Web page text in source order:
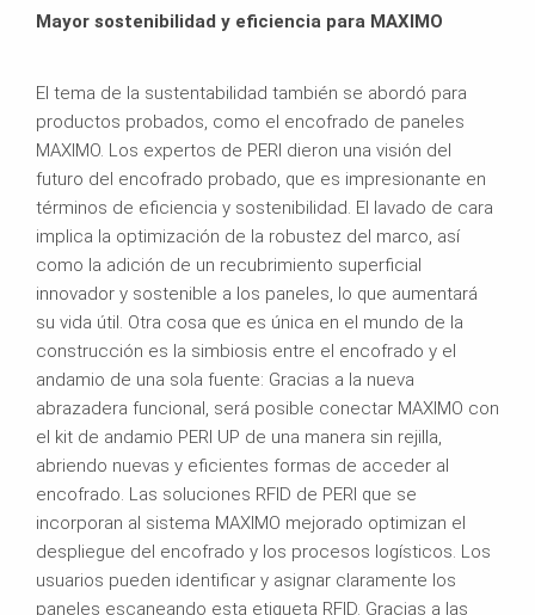
Mayor sostenibilidad y eficiencia para MAXIMO
El tema de la sustentabilidad también se abordó para
productos probados, como el encofrado de paneles
MAXIMO. Los expertos de PERI dieron una visión del
futuro del encofrado probado, que es impresionante en
términos de eficiencia y sostenibilidad. El lavado de cara
implica la optimización de la robustez del marco, así
como la adición de un recubrimiento superficial
innovador y sostenible a los paneles, lo que aumentará
su vida útil. Otra cosa que es única en el mundo de la
construcción es la simbiosis entre el encofrado y el
andamio de una sola fuente: Gracias a la nueva
abrazadera funcional, será posible conectar MAXIMO con
el kit de andamio PERI UP de una manera sin rejilla,
abriendo nuevas y eficientes formas de acceder al
encofrado. Las soluciones RFID de PERI que se
incorporan al sistema MAXIMO mejorado optimizan el
despliegue del encofrado y los procesos logísticos. Los
usuarios pueden identificar y asignar claramente los
paneles escaneando esta etiqueta RFID. Gracias a las